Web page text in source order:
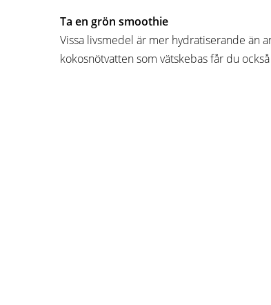
Ta en grön smoothie
Vissa livsmedel är mer hydratiserande än
kokosnötvatten som vätskebas får du